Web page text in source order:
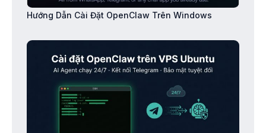
Hướng Dẫn Cài Đặt OpenClaw Trên Windows